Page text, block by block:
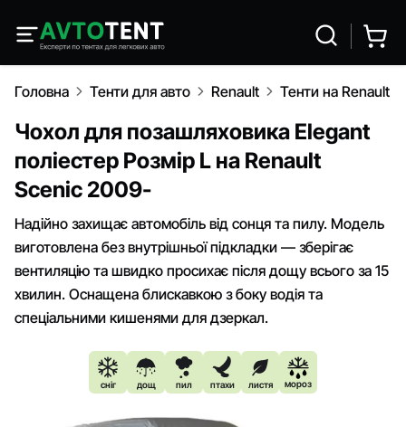
Головна Тенти для авто Renault Тенти на Renault
Чохол для позашляховика Elegant
поліестер Розмір L на Renault
Scenic 2009-
Надійно захищає автомобіль від сонця та пилу. Модель
виготовлена без внутрішньої підкладки — зберігає
вентиляцію та швидко просихає після дощу всього за 15
хвилин. Оснащена блискавкою з боку водія та
спеціальними кишенями для дзеркал.
сніг дощ пил птахи листя мороз